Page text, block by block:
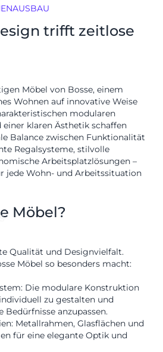
EVENTS
STYLES
MÖBELtrifft zeitlose
Möbel von Bosse, einem
Wohnen auf innovative Weise
modularen
klaren Ästhetik schaffen
Balance zwischen Funktionalität
Regalsysteme, stilvolle
Arbeitsplatzlösungen –
jede Wohn- und Arbeitssituation
Möbel?
Qualität und Designvielfalt.
Möbel so besonders macht:
Die modulare Konstruktion
zu gestalten und
Bedürfnisse anzupassen.
Metallrahmen, Glasflächen und
für eine elegante Optik und
Senden
319
Ittenbach